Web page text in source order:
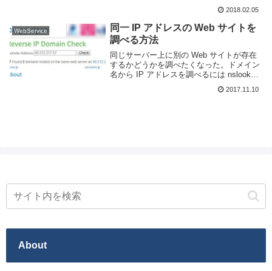
要がある。欲しい情報を一つ一つ調べてい
くのは大変だ。Web サイトのネットワ...
2018.02.05
WebService
同一 IP アドレスの Web サイトを
調べる方法
同じサーバー上に別の Web サイトが存在
するかどうかを調べたくなった。ドメイン
名から IP アドレスを調べるには nslookup
るが、その逆はどうするのだろうか。この
2017.11.10
About